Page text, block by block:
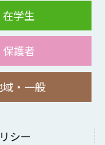
在学生
保護者
域・一般
シー